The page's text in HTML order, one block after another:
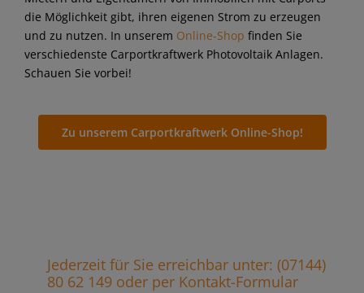
die Möglichkeit gibt, ihren eigenen Strom zu erzeugen
und zu nutzen. In unserem Online-Shop finden Sie
verschiedenste Carportkraftwerk Photovoltaik Anlagen.
Schauen Sie vorbei!
Zu unserem Carportkraftwerk Online-Shop!
Jederzeit für Sie erreichbar unter: (07144)
80 62 149 oder per Kontakt-Formular